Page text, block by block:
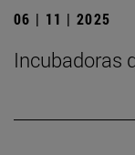
06 | 11 | 2025
Incubadoras